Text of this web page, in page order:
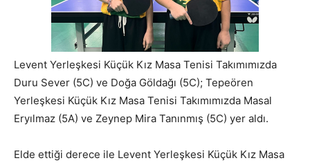
Levent Yerleşkesi Küçük Kız Masa Tenisi Takımımızda
Duru Sever (5C) ve Doğa Göldağı (5C); Tepeören
Yerleşkesi Küçük Kız Masa Tenisi Takımımızda Masal
Eryılmaz (5A) ve Zeynep Mira Tanınmış (5C) yer aldı.
Elde ettiği derece ile Levent Yerleşkesi Küçük Kız Masa